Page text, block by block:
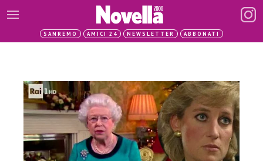
SANREMO AMICI 24 NEWSLETTER ABBONATI